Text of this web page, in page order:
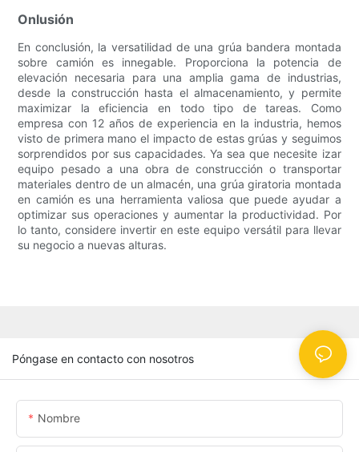
Onlusión
En conclusión, la versatilidad de una grúa bandera montada
sobre camión es innegable. Proporciona la potencia de
elevación necesaria para una amplia gama de industrias,
desde la construcción hasta el almacenamiento, y permite
maximizar la eficiencia en todo tipo de tareas. Como
empresa con 12 años de experiencia en la industria, hemos
visto de primera mano el impacto de estas grúas y seguimos
sorprendidos por sus capacidades. Ya sea que necesite izar
equipo pesado a una obra de construcción o transportar
materiales dentro de un almacén, una grúa giratoria montada
en camión es una herramienta valiosa que puede ayudar a
optimizar sus operaciones y aumentar la productividad. Por
lo tanto, considere invertir en este equipo versátil para llevar
su negocio a nuevas alturas.
Póngase en contacto con nosotros
Nombre